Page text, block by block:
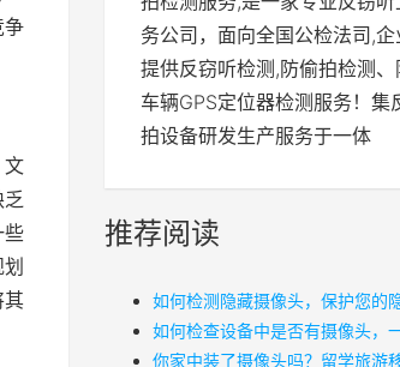
争
文
些
其
务公司，面向全国公检法司,
提供反窃听检测,防偷拍检测
车辆GPS定位器检测服务！集
拍设备研发生产服务于一体
推荐阅读
如何检测隐藏摄像头，保护您的
如何检查设备中是否有摄像头，
你家中装了摄像头吗？留学旅游